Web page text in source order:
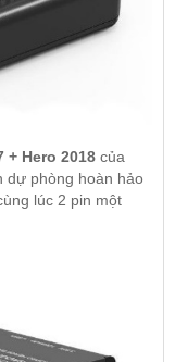
+ Hero 2018 của
dự phòng hoàn hảo
lúc 2 pin một